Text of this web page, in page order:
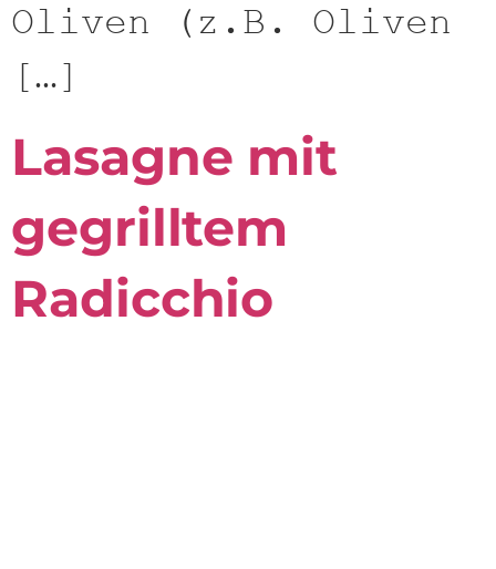
Oliven (z.B. Oliven
[…]
Lasagne mit
gegrilltem
Radicchio